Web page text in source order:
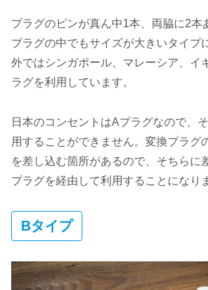
プラグのピンが真ん中1本、両脇に2本
プラグの中でもサイズが大きいタイプ
外ではシンガポール、マレーシア、イ
ラグを利用しています。
日本のコンセントはAプラグなので、
用することができません。変換プラグ
を差し込む箇所があるので、そちらに
プラグを経由して利用することになり
Bタイプ